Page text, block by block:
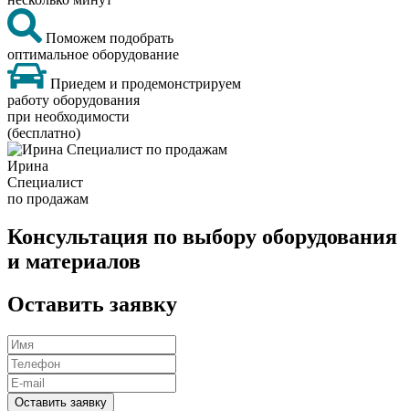
Поможем подобрать
оптимальное оборудование
Приедем и продемонстрируем
работу оборудования
при необходимости
(бесплатно)
Ирина
Специалист
по продажам
Консультация по выбору оборудования
и материалов
Оставить заявку
Оставить заявку